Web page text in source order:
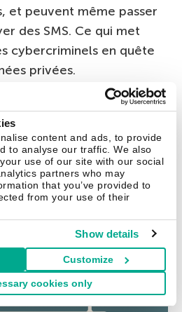
content and ads, to provide
to analyse our traffic. We also
use of our site with our social
partners who may
that you’ve provided to
from your use of their
Show details
Customize
cookies only
et peuvent même passer
des SMS. Ce qui met
cybercriminels en quête
privées.